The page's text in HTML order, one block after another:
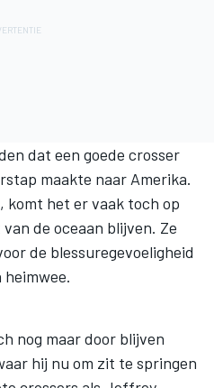
dat een goede crosser
maakte naar Amerika.
komt het er vaak toch op
de oceaan blijven. Ze
de blessuregevoeligheid
nog maar door blijven
hij nu om zit te springen